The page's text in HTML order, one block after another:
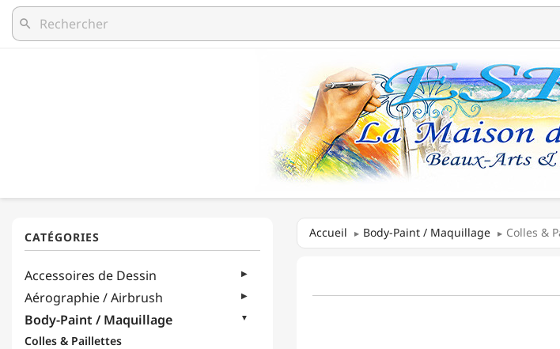
search
Accessoires de Dessin
Aérographie / Airbrush
Body-Paint / Maquillage
Colles & Paillettes
Accueil Body-Paint / Maquillage Colles &